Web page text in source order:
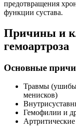
предотвращения
функции сустава.
Причины и
гемоартроза
Основные
Травмы
менисков)
Гемофилии и